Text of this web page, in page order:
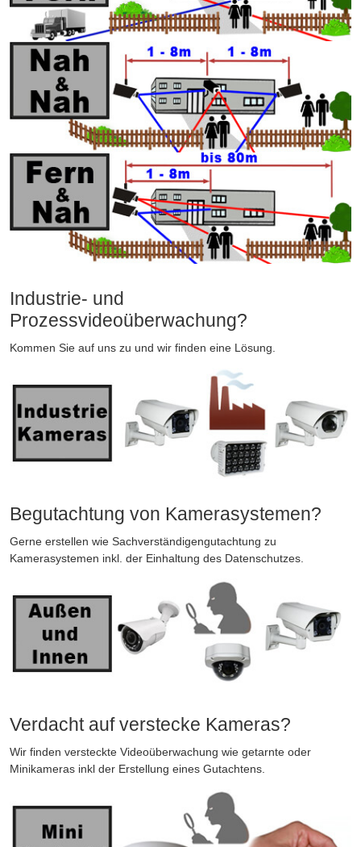
Industrie- und
Prozessvideoüberwachung?
Kommen Sie auf uns zu und wir finden eine Lösung.
Begutachtung von Kamerasystemen?
Gerne erstellen wie Sachverständigengutachtung zu
Kamerasystemen inkl. der Einhaltung des Datenschutzes.
Verdacht auf verstecke Kameras?
Wir finden versteckte Videoüberwachung wie getarnte oder
Minikameras inkl der Erstellung eines Gutachtens.